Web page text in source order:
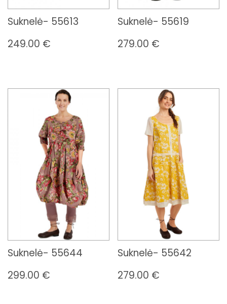
Suknelė- 55613
249.00 €
Suknelė- 55619
279.00 €
Suknelė- 55644
299.00 €
Suknelė- 55642
279.00 €